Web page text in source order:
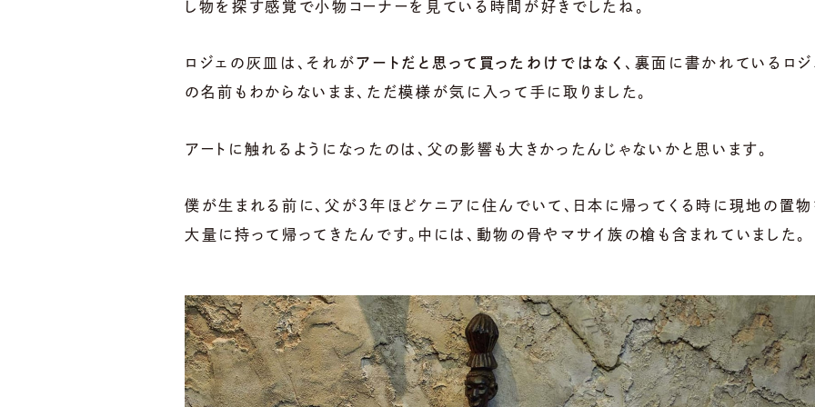
し物を探す感覚で小物コーナーを見ている時間が好きでしたね。
ロジェの灰皿は、それがアートだと思って買ったわけではなく 、裏面に書かれているロ
の名前もわからないまま、ただ模様が気に入って手に取りました。
アートに触れるようになったのは、父の影響も大きかったんじゃないかと思います。
僕が生まれる前に、父が3年ほどケニアに住んでいて、日本に帰ってくる時に現地の置
大量に持って帰ってきたんです。中には、動物の骨やマサイ族の槍も含まれていました。